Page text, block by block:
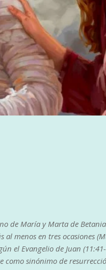
de María y Marta de
al menos en tres ocasiones
el Evangelio de Juan
como sinónimo de